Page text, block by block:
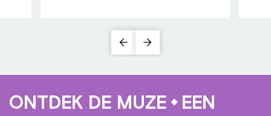
ONTDEK DE MUZE EEN